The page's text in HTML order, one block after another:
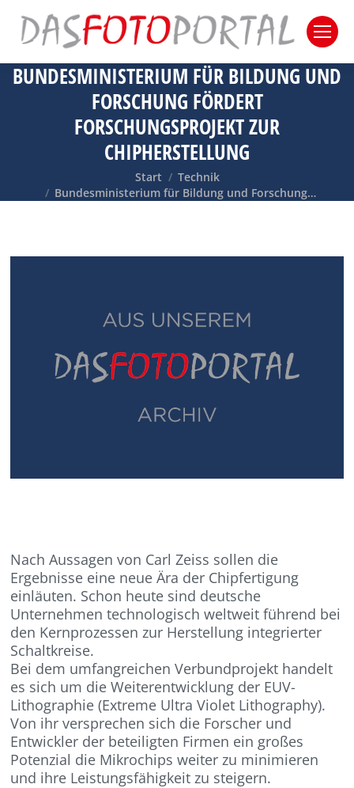
BUNDESMINISTERIUM FÜR BILDUNG UND
FORSCHUNG FÖRDERT
FORSCHUNGSPROJEKT ZUR
CHIPHERSTELLUNG
Sie befinden sich hier:
Start
Technik
Bundesministerium für Bildung und Forschung…
Nach Aussagen von Carl Zeiss sollen die
Ergebnisse eine neue Ära der Chipfertigung
einläuten. Schon heute sind deutsche
Unternehmen technologisch weltweit führend bei
den Kernprozessen zur Herstellung integrierter
Schaltkreise.
Bei dem umfangreichen Verbundprojekt handelt
es sich um die Weiterentwicklung der EUV-
Lithographie (Extreme Ultra Violet Lithography).
Von ihr versprechen sich die Forscher und
Entwickler der beteiligten Firmen ein großes
Potenzial die Mikrochips weiter zu minimieren
und ihre Leistungsfähigkeit zu steigern.